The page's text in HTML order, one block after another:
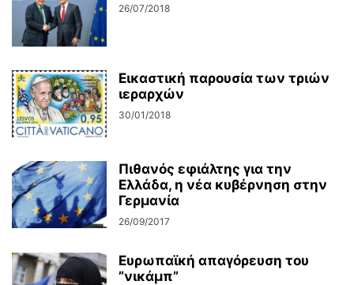
26/07/2018
Εικαστική παρουσία των τριών
ιεραρχών
30/01/2018
Πιθανός εφιάλτης για την
Ελλάδα, η νέα κυβέρνηση στην
Γερμανία
26/09/2017
Ευρωπαϊκή απαγόρευση του
”νικάμπ”